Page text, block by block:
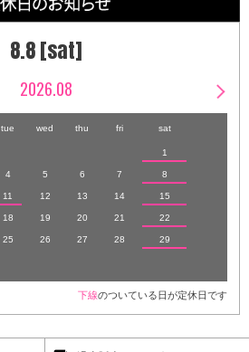
8.8 [sat]
2026.08
tue wed thu fri sat
1
4 5 6 7 8
11 12 13 14 15
18 19 20 21 22
25 26 27 28 29
下線のついている日が定休日です